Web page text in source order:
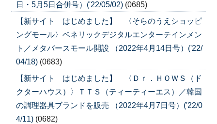
日・5月5日合併号）('22/05/02) (0685)
【新サイト はじめました】 〈そらのうえショッピ
ングモール〉ベネリックデジタルエンターテインメン
ト／メタバースモール開設 （2022年4月14日号）('22/
04/18) (0683)
【新サイト はじめました】 〈Ｄｒ．ＨＯＷＳ（ド
クターハウス）〉ＴＴＳ（ティーティーエス）／韓国
の調理器具ブランドを販売 （2022年4月7日号）('22/0
4/11) (0682)